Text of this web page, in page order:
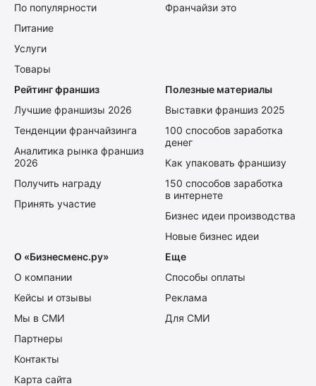
По популярности
Питание
Услуги
Товары
Франчайзи это
Рейтинг франшиз
Лучшие франшизы 2026
Тенденции франчайзинга
Аналитика рынка франшиз
2026
Получить награду
Принять участие
Полезные материалы
Выставки франшиз 2025
100 способов заработка
денег
Как упаковать франшизу
150 способов заработка
в интернете
Бизнес идеи производства
Новые бизнес идеи
О «Бизнесменс.ру»
О компании
Кейсы и отзывы
Мы в СМИ
Партнеры
Контакты
Карта сайта
Еще
Способы оплаты
Реклама
Для СМИ